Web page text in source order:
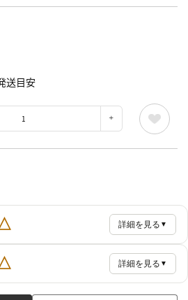
送目安
詳細を見る ▼
詳細を見る ▼